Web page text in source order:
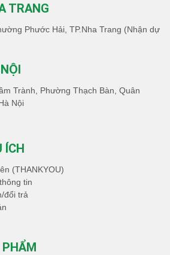
TRANG
Phước Hải, TP.Nha Trang (Nhận dự
Trành, Phường Thạch Bàn, Quân
Nội
ÍCH
(THANKYOU)
tin
đổi trả